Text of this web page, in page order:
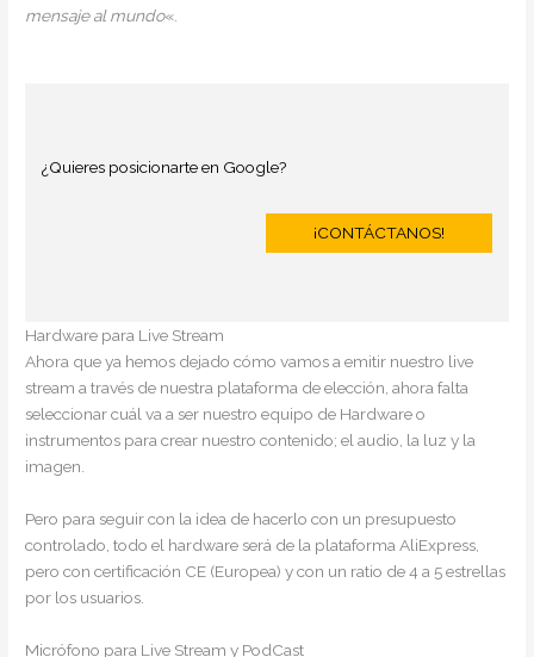
mensaje al mundo«.
¿Quieres posicionarte en Google?
¡CONTÁCTANOS!
Hardware para Live Stream
Ahora que ya hemos dejado cómo vamos a emitir nuestro live
stream a través de nuestra plataforma de elección, ahora falta
seleccionar cuál va a ser nuestro equipo de Hardware o
instrumentos para crear nuestro contenido; el audio, la luz y la
imagen.
Pero para seguir con la idea de hacerlo con un presupuesto
controlado, todo el hardware será de la plataforma AliExpress,
pero con certificación CE (Europea) y con un ratio de 4 a 5 estrellas
por los usuarios.
Micrófono para Live Stream y PodCast